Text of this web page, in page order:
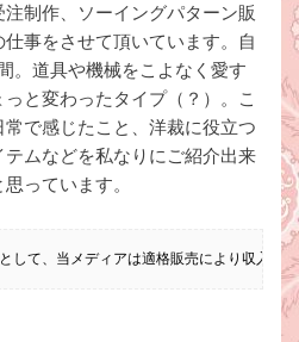
制作、ソーイングパターン販
事をさせて頂いています。自
。道具や機械をこよなく愛す
と変わったタイプ（？）。こ
で感じたこと、洋裁に役立つ
ムなどを私なりにご紹介出来
っています。
して、当メディアは適格販売により収入を